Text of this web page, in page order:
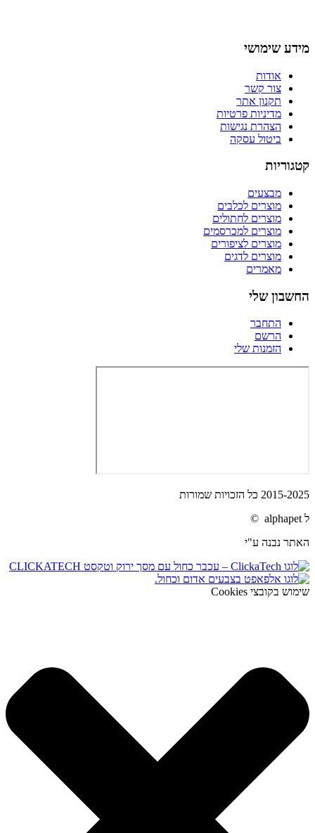
מידע שימושי
אודות
צור קשר
תקנון אתר
מדיניות פרטיות
הצהרת נגישות
ביטול עסקה
קטגוריות
מבצעים
מוצרים לכלבים
מוצרים לחתולים
מוצרים למכרסמים
מוצרים לציפורים
מוצרים לדגים
מאמרים
החשבון שלי
התחבר
הרשם
הזמנות שלי
2015-2025 כל הזכויות שמורות
ל alphapet ©
האתר נבנה ע"י
שימוש בקובצי Cookies